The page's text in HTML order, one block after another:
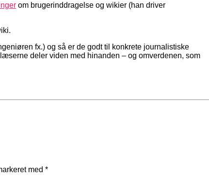
om brugerinddragelse og wikier (han driver
fx.) og så er de godt til konkrete journalistiske
deler viden med hinanden – og omverdenen, som
med *